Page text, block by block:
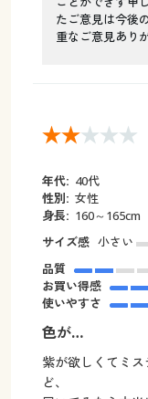
たご意見は今後
重なご意見あり
年代: 40代
性別: 女性
身長: 160～165cm
サイズ感 小さい
品質
お買い得感
使いやすさ
色が…
紫が欲しくてミ
ど、